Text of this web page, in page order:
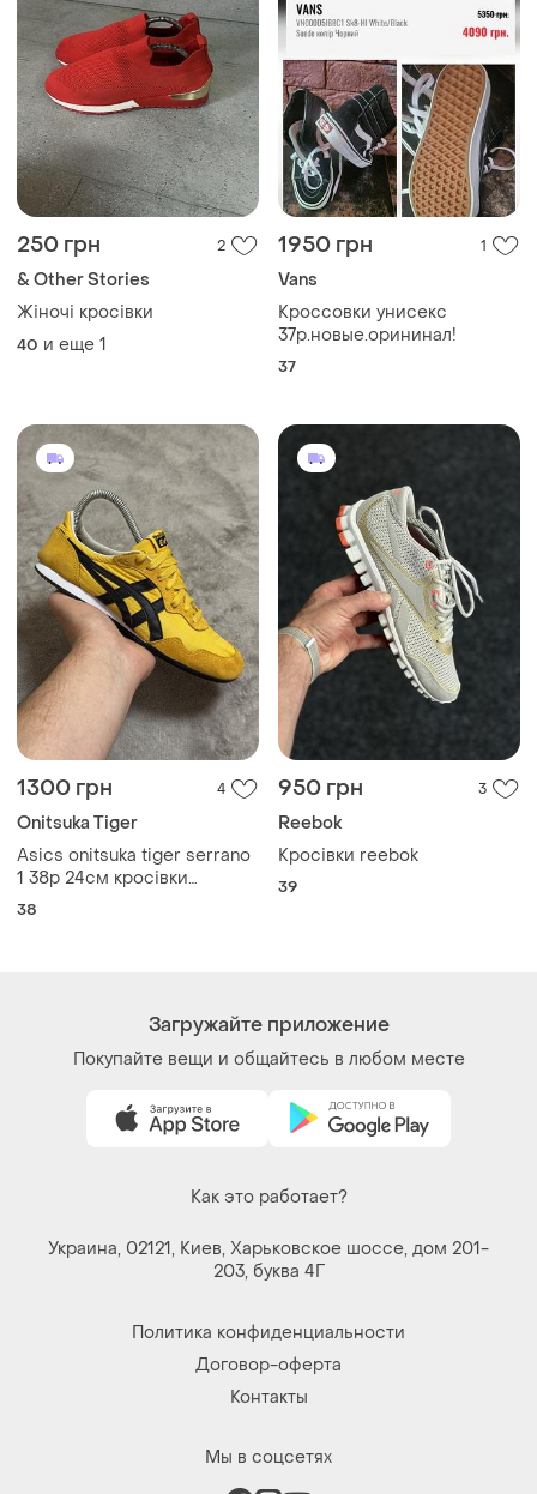
250 грн 2
& Other Stories
Жіночі кросівки
40 и еще 1
1950 грн 1
Vans
Кроссовки унисекс
37р.новые.орининал!
37
1300 грн 4
Onitsuka Tiger
Asics onitsuka tiger serrano
1 38р 24см кросівки
оригінал
38
950 грн 3
Reebok
Кросівки reebok
39
Загружайте приложение
Покупайте вещи и общайтесь в любом месте
Как это работает?
Украина, 02121, Киев, Харьковское шоссе, дом 201-
203, буква 4Г
Политика конфиденциальности
Договор-оферта
Контакты
Мы в соцсетях